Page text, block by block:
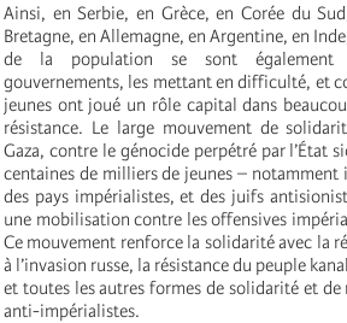
Ainsi, en Serbie, en Grèce, en Corée du
Bretagne, en Allemagne, en Argentine, en
de la population se sont également
gouvernements, les mettant en difficulté, et
jeunes ont joué un rôle capital dans
résistance. Le large mouvement de
Gaza, contre le génocide perpétré par l’État
centaines de milliers de jeunes – notamment
des pays impérialistes, et des juifs
une mobilisation contre les offensives
Ce mouvement renforce la solidarité avec la
à l’invasion russe, la résistance du peuple
et toutes les autres formes de solidarité et
anti-impérialistes.